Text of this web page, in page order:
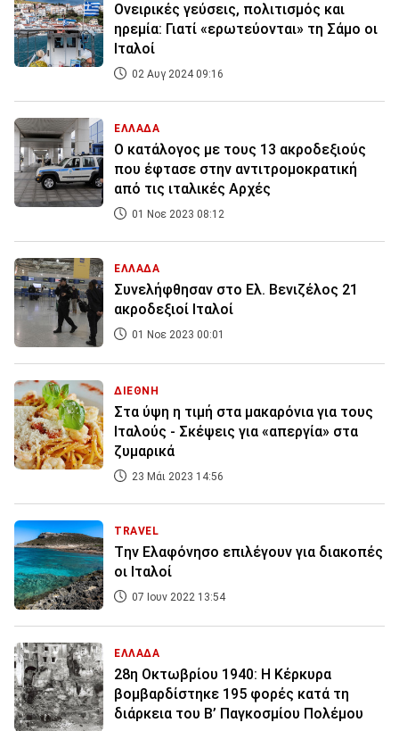
Ονειρικές γεύσεις, πολιτισμός και
ηρεμία: Γιατί «ερωτεύονται» τη Σάμο οι
Ιταλοί
02 Αυγ 2024 09:16
ΕΛΛΑΔΑ
Ο κατάλογος με τους 13 ακροδεξιούς
που έφτασε στην αντιτρομοκρατική
από τις ιταλικές Αρχές
01 Νοε 2023 08:12
ΕΛΛΑΔΑ
Συνελήφθησαν στο Ελ. Βενιζέλος 21
ακροδεξιοί Ιταλοί
01 Νοε 2023 00:01
ΔΙΕΘΝΗ
Στα ύψη η τιμή στα μακαρόνια για τους
Ιταλούς - Σκέψεις για «απεργία» στα
ζυμαρικά
23 Μάι 2023 14:56
TRAVEL
Tην Ελαφόνησο επιλέγουν για διακοπές
οι Ιταλοί
07 Ιουν 2022 13:54
ΕΛΛΑΔΑ
28η Οκτωβρίου 1940: Η Κέρκυρα
βομβαρδίστηκε 195 φορές κατά τη
διάρκεια του Β’ Παγκοσμίου Πολέμου